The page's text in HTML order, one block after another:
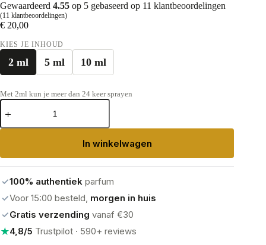
Gewaardeerd 4.55 op 5 gebaseerd op 11 klantbeoordelingen
(11 klantbeoordelingen)
€ 20,00
KIES JE INHOUD
2 ml 5 ml 10 ml
Met 2ml kun je meer dan 24 keer sprayen
Tom
Ford
Sex
In winkelwagen
✓100% authentiek parfum
✓Voor 15:00 besteld, morgen in huis
✓Gratis verzending vanaf €30
★4,8/5 Trustpilot · 590+ reviews